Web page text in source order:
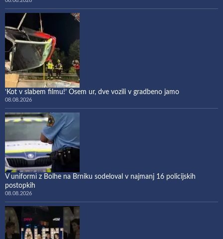
‘Kot v slabem filmu!’ Osem ur, dve vozili v gradbeno jamo
08.08.2026
V uniformi z Bolhe na Brniku sodeloval v najmanj 16 policijskih
postopkih
08.08.2026